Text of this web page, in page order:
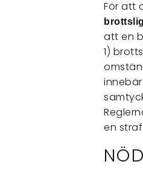
För att
att en
1)
en